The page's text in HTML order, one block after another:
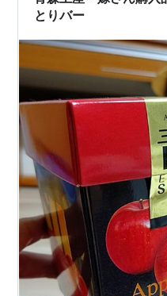
とりバー